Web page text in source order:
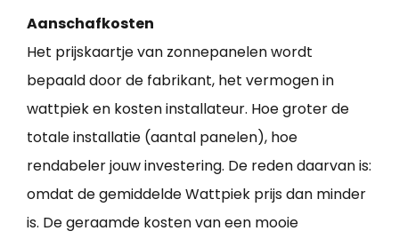
Aanschafkosten
Het prijskaartje van zonnepanelen wordt
bepaald door de fabrikant, het vermogen in
wattpiek en kosten installateur. Hoe groter de
totale installatie (aantal panelen), hoe
rendabeler jouw investering. De reden daarvan is:
omdat de gemiddelde Wattpiek prijs dan minder
is. De geraamde kosten van een mooie